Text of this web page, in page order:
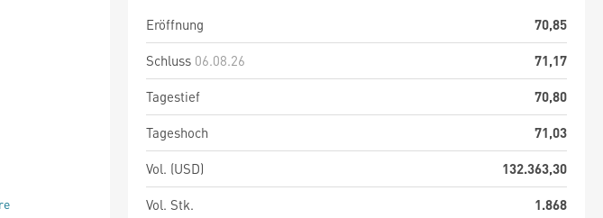
Eröffnung
70,85
Schluss 06.08.26
71,17
Tagestief
70,80
Tageshoch
71,03
Vol. (USD)
132.363,30
Vol. Stk.
1.868